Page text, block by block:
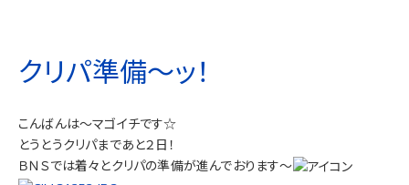
クリパ準備～ッ！
こんばんは～マゴイチです☆
とうとうクリパまであと２日！
ＢＮＳでは着々とクリパの準備が進んでおります～